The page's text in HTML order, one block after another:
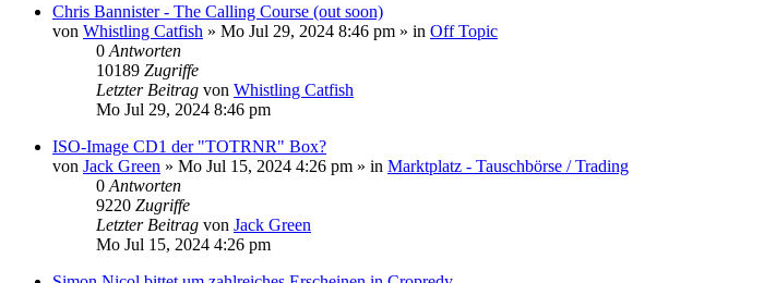
Chris Bannister - The Calling Course (out soon)
von Whistling Catfish » Mo Jul 29, 2024 8:46 pm » in Off Topic
0 Antworten
10189 Zugriffe
Letzter Beitrag von Whistling Catfish
Mo Jul 29, 2024 8:46 pm
ISO-Image CD1 der "TOTRNR" Box?
von Jack Green » Mo Jul 15, 2024 4:26 pm » in Marktplatz - Tauschbörse / Trading
0 Antworten
9220 Zugriffe
Letzter Beitrag von Jack Green
Mo Jul 15, 2024 4:26 pm